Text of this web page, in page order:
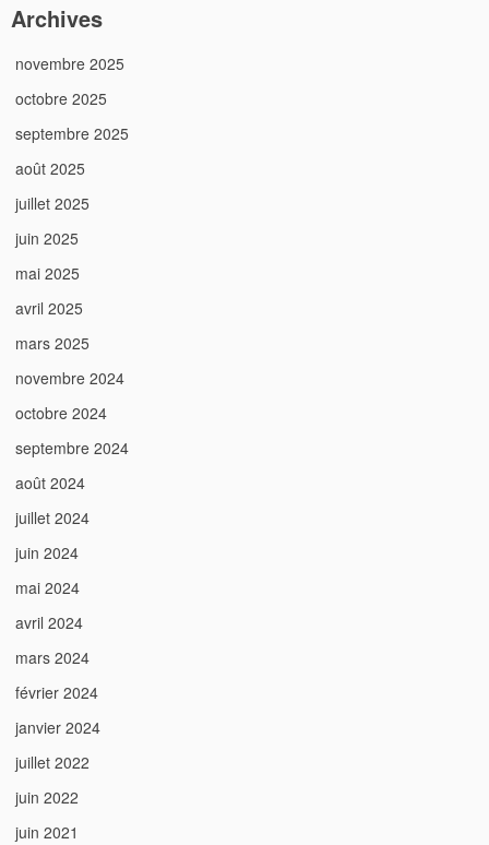
Archives
novembre 2025
octobre 2025
septembre 2025
août 2025
juillet 2025
juin 2025
mai 2025
avril 2025
mars 2025
novembre 2024
octobre 2024
septembre 2024
août 2024
juillet 2024
juin 2024
mai 2024
avril 2024
mars 2024
février 2024
janvier 2024
juillet 2022
juin 2022
juin 2021